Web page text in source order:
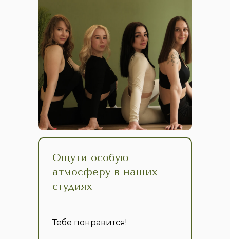
Ощути особую
атмосферу в наших
студиях
Тебе понравится!